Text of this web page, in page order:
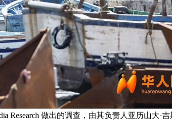
Research 做出的调查，由其负责人亚历山大·